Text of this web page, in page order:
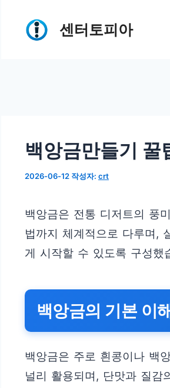
센터토피아
백앙금만들기 꿀
2026-06-12 작성자: crt
백앙금은 전통 디저트의 풍
법까지 체계적으로 다루며,
게 시작할 수 있도록 구성했
백앙금의 기본 이
백앙금은 주로 흰콩이나 백
널리 활용되며, 단맛과 질감